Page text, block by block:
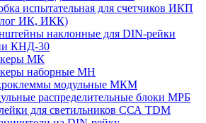
испытательная для счетчиков ИКП
ИК, ИКК)
наклонные для DIN-рейки
КНД-30
МК
наборные МН
модульные МКМ
распределительные блоки МРБ
для светильников ССА TDM